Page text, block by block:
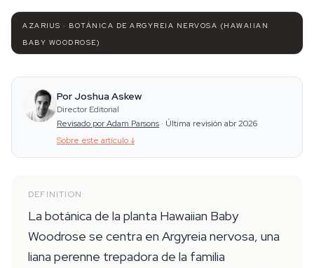
AZARIUS · BOTÁNICA DE ARGYREIA NERVOSA (HAWAIIAN
BABY WOODROSE)
Por Joshua Askew
Director Editorial
Revisado por Adam Parsons · Última revisión abr 2026
Sobre este artículo↓
DEFINITION
La botánica de la planta Hawaiian Baby
Woodrose se centra en Argyreia nervosa, una
liana perenne trepadora de la familia